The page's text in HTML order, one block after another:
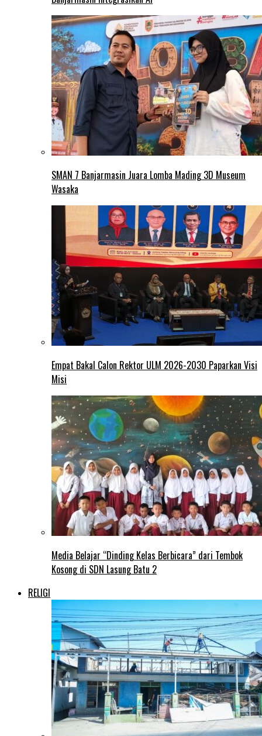
SMAN 7 Banjarmasin Juara Lomba Mading 3D Museum
Wasaka
Empat Bakal Calon Rektor ULM 2026-2030 Paparkan Visi
Misi
Media Belajar “Dinding Kelas Berbicara” dari Tembok
Kosong di SDN Lasung Batu 2
RELIGI